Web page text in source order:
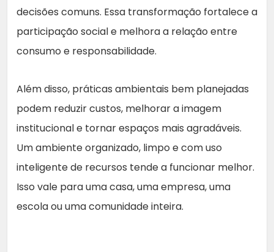
decisões comuns. Essa transformação fortalece a
participação social e melhora a relação entre
consumo e responsabilidade.
Além disso, práticas ambientais bem planejadas
podem reduzir custos, melhorar a imagem
institucional e tornar espaços mais agradáveis.
Um ambiente organizado, limpo e com uso
inteligente de recursos tende a funcionar melhor.
Isso vale para uma casa, uma empresa, uma
escola ou uma comunidade inteira.